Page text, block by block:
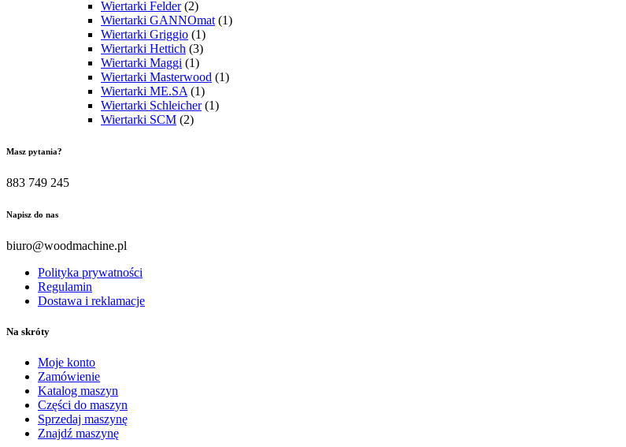
Wiertarki Felder (2)
Wiertarki GANNOmat (1)
Wiertarki Griggio (1)
Wiertarki Hettich (3)
Wiertarki Maggi (1)
Wiertarki Masterwood (1)
Wiertarki ME.SA (1)
Wiertarki Schleicher (1)
Wiertarki SCM (2)
Masz pytania?
883 749 245
Napisz do nas
biuro@woodmachine.pl
Polityka prywatności
Regulamin
Dostawa i reklamacje
Na skróty
Moje konto
Zamówienie
Katalog maszyn
Części do maszyn
Sprzedaj maszynę
Znajdź maszynę